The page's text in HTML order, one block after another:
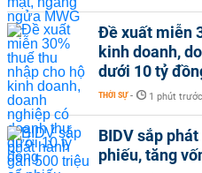
Đề xuất miễn
kinh doanh,
dưới 10 tỷ
THỜI SỰ - 1 phút trước
BIDV sắp
phiếu, tăng